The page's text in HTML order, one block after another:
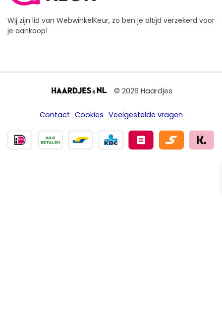
Wij zijn lid van WebwinkelKeur, zo ben je altijd verzekerd voor
je aankoop!
© 2026 Haardjes
Contact Cookies Veelgestelde vragen